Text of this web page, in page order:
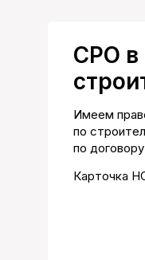
СРО в
Имеем
по
по
Карточка